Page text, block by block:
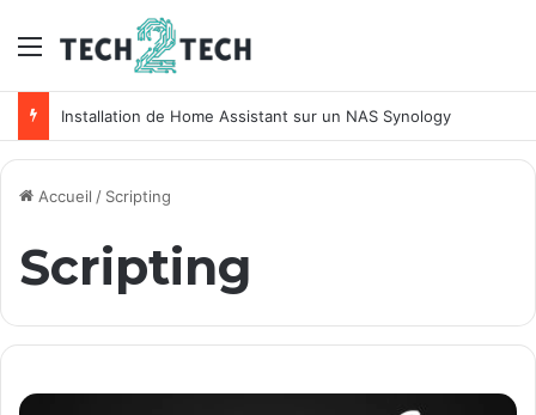
Menu
Installation de Home Assistant sur un NAS Synology
Accueil / Scripting
Scripting